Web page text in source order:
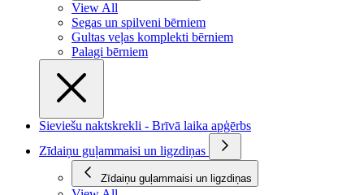
View All
Segas un spilveni bērniem
Gultas veļas komplekti bērniem
Palagi bērniem
Sieviešu naktskrekli - Brīvā laika apģērbs
Zīdaiņu guļammaisi un ligzdiņas
Zīdaiņu guļammaisi un ligzdiņas